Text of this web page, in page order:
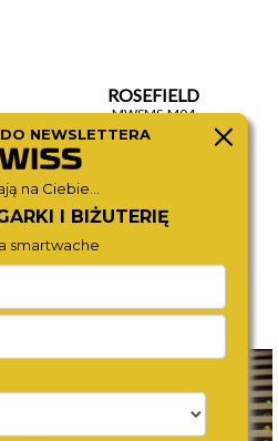
ROSEFIELD
MWSMS-M04
590,-
NEWSLETTERA
na Ciebie...
I BIŻUTERIĘ
smartwache